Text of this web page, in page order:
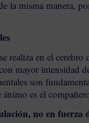
la misma manera,
realiza en el
mayor intensidad
son
es el
no en fuerza